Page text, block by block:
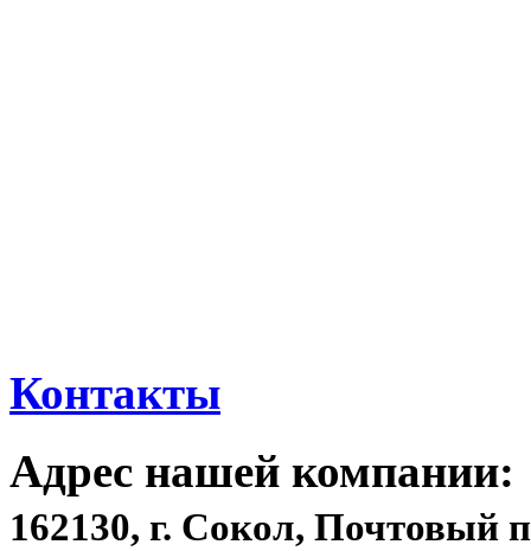
Контакты
Адрес нашей компании:
162130, г. Сокол, Почтовый